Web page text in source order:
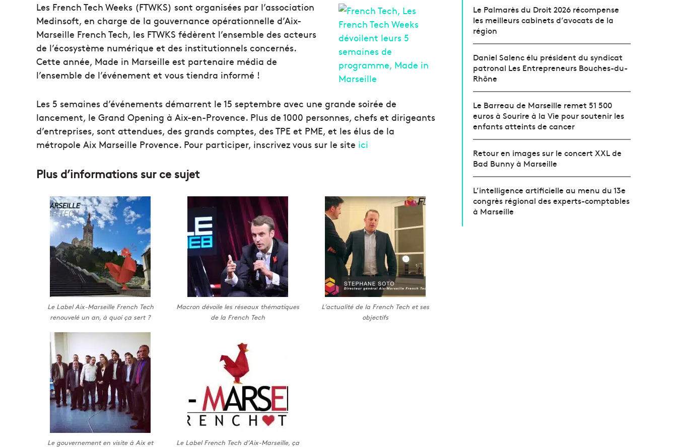
Les French Tech Weeks (FTWKS) sont organisées par l’association
Medinsoft, en charge de la gouvernance opérationnelle d’Aix-
Marseille French Tech, les FTWKS fédèrent l’ensemble des acteurs
de l’écosystème numérique et des institutionnels concernés.
Cette année, Made in Marseille est partenaire média de
l’ensemble de l’événement et vous tiendra informé !
Les 5 semaines d’événements démarrent le 15 septembre avec une grande soirée de
lancement, le Grand Opening à Aix-en-Provence. Plus de 1000 personnes, chefs et dirigeants
d’entreprises, sont attendues, des grands comptes, des TPE et PME, et les élus de la
métropole Aix Marseille Provence. Pour participer, inscrivez vous sur le site ici
Plus d’informations sur ce sujet
Le Label Aix-Marseille French Tech
renouvelé un an, à quoi ça sert ?
Macron dévoile les réseaux thématiques
de la French Tech
L’actualité de la French Tech et ses
objectifs
Le gouvernement en visite à Aix et
Le Label French Tech d’Aix-Marseille, ça
Le Palmarès du Droit 2026 récompense
les meilleurs cabinets d’avocats de la
région
Daniel Salenc élu président du syndicat
patronal Les Entrepreneurs Bouches-du-
Rhône
Le Barreau de Marseille remet 51 500
euros à Sourire à la Vie pour soutenir les
enfants atteints de cancer
Retour en images sur le concert XXL de
Bad Bunny à Marseille
L’intelligence artificielle au menu du 13e
congrès régional des experts-comptables
à Marseille